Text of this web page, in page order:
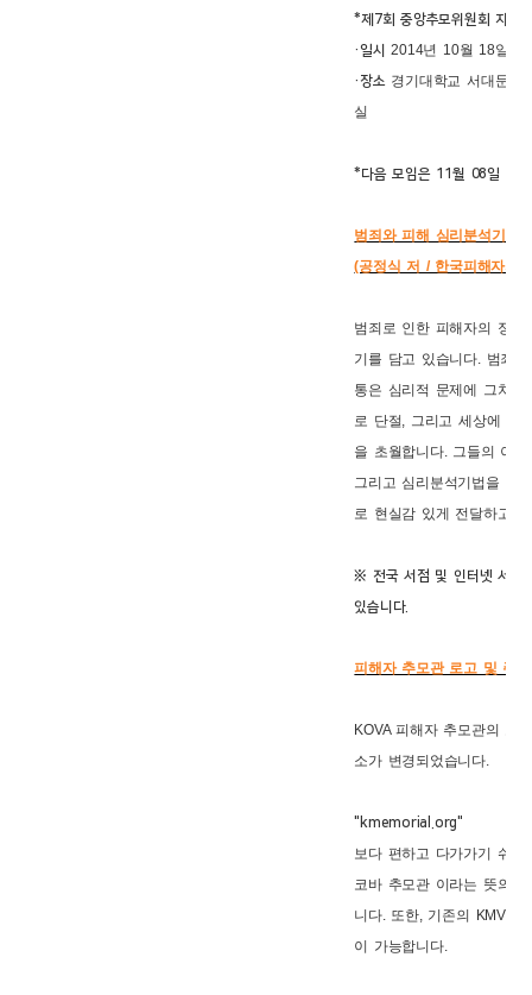
*제7회 중앙추모위원회 자조
·일시
2014년 10월 18일(토
·장소경기대학교 서대문 캠
실
*다음 모임은 11월 08일 입니
범죄와 피해 심리분석기법
(공정식 저 / 한국피해자지
범죄로 인한 피해자의 정신
기를 담고 있습니다. 범죄
통은 심리적 문제에 그치지
로 단절, 그리고 세상에 대
을 초월합니다. 그들의 이
그리고 심리분석기법을 통
로 현실감 있게 전달하고자
※ 전국 서점 및 인터넷 서점
있습니다.
피해자 추모관 로고 및 주
KOVA 피해자 추모관의 로
소가 변경되었습니다.
"kmemorial.org"
보다 편하고 다가가기 쉬운
코바 추모관 이라는 뜻의
니다. 또한, 기존의 KMVM
이 가능합니다.